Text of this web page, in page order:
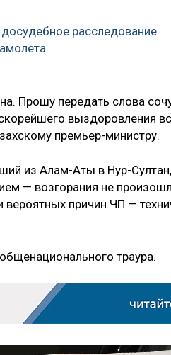
расследование
Прошу передать слова
выздоровления
премьер-министру.
из Алам-Аты в Нур-
— возгорания не
причин ЧП —
траура.